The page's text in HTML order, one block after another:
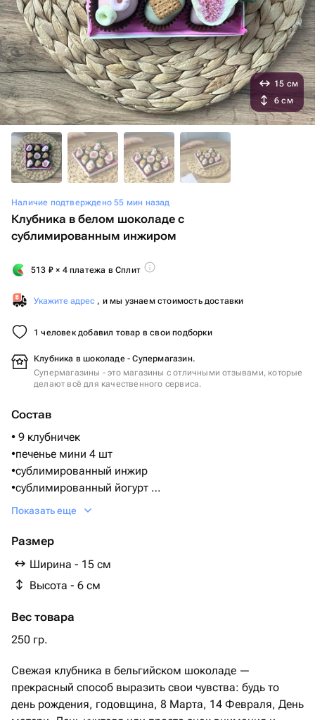
Наличие подтверждено 55 мин назад
Клубника в белом шоколаде с
сублимированным инжиром
513 ₽ × 4 платежа в Сплит
Укажите адрес , и мы узнаем стоимость доставки
1 человек добавил товар в свои подборки
Клубника в шоколаде - Супермагазин.
Супермагазины - это магазины с отличными отзывами, которые
делают всё для качественного сервиса.
Состав
• 9 клубничек
•печенье мини 4 шт
•сублимированный инжир
•сублимированный йогурт
•Бельгийский шоколад Callebaut
какао тертое, ваниль)
Показать еще
Размер
Ширина - 15 см
Высота - 6 см
Вес товара
250 гр.
15 см
6 см
Свежая клубника в бельгийском шоколаде —
прекрасный способ выразить свои чувства: будь то
день рождения, годовщина, 8 Марта, 14 Февраля, День